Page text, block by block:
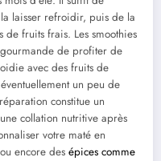
laisser refroidir, puis de la
de fruits frais. Les smoothies
de profiter de
avec des fruits de
un peu de
constitue un
collation nutritive après
votre maté en
encore des épices comme